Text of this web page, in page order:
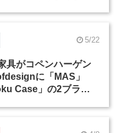
5/22
具がコペンハーゲン
に「MAS」
Case」の2ブラン